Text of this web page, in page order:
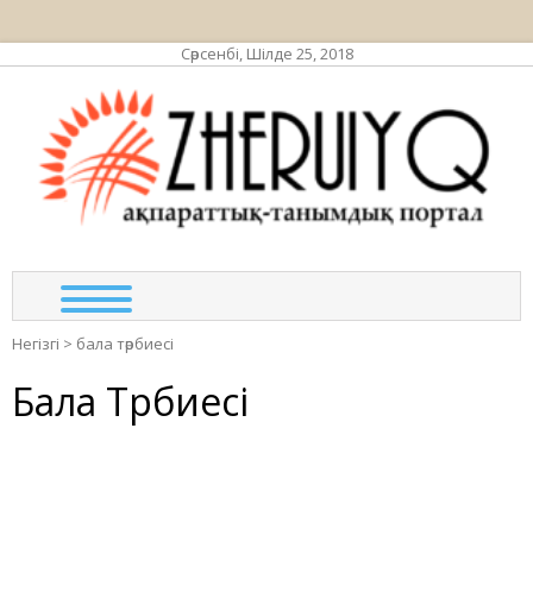
Сәрсенбі, Шілде 25, 2018
Негізгі > бала тәрбиесі
Бала Тәрбиесі